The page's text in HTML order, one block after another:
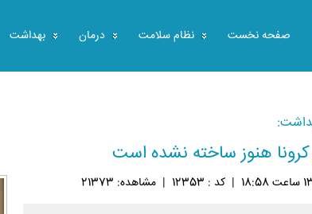
صفحه نخست نظام سلامت درمان بهداشت
هنوز ساخته نشده است
| کد : 12353 | مشاهده: 21373